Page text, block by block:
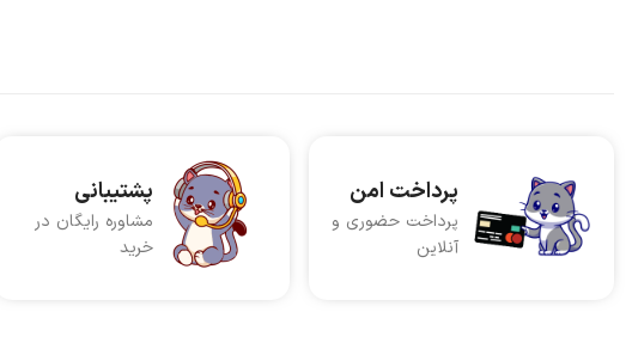
پرداخت امن
پرداخت حضوری و
آنلاین
پشتیبانی
مشاوره رایگان در
خرید